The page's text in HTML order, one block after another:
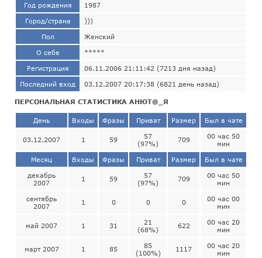
Год рождения 1987
Город/страна )))
Пол Женский
О себе *****
Регистрация 06.11.2006 21:11:42 (7213 дня назад)
Последний вход 03.12.2007 20:17:38 (6821 день назад)
ПЕРСОНАЛЬНАЯ СТАТИСТИКА АНЮТ@_Я
День Входы Фразы Приват Размер Был в чате
03.12.2007 1 59
57
(97%)
709
00 час 50
мин
Месяц Входы Фразы Приват Размер Был в чате
декабрь
2007
1 59
57
(97%)
709
00 час 50
мин
сентябрь
2007
1 0 0 0
00 час 00
мин
май 2007 1 31
21
(68%)
622
00 час 20
мин
март 2007 1 85
85
(100%)
1117
00 час 20
мин